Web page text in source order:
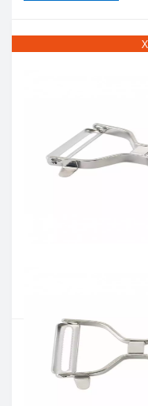
Артикул: 607100
Наявність:
Є в наявності